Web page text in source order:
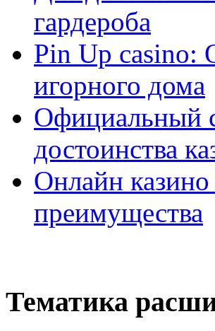
гардероба
Pin Up casino:
игорного дома
Официальный
достоинства
Онлайн казино
преимущества
Тематика